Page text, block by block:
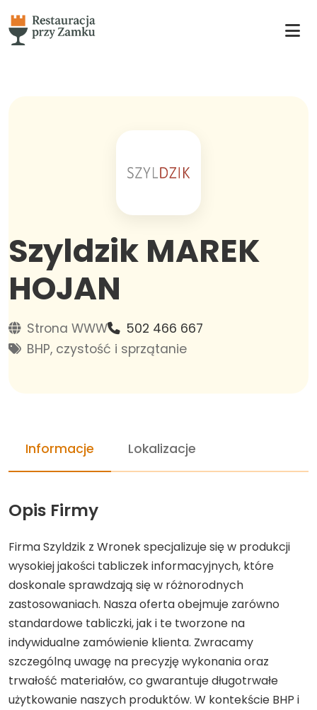
Szyldzik MAREK
HOJAN
Strona WWW
502 466 667
BHP, czystość i sprzątanie
Informacje Lokalizacje
Opis Firmy
Firma Szyldzik z Wronek specjalizuje się w produkcji
wysokiej jakości tabliczek informacyjnych, które
doskonale sprawdzają się w różnorodnych
zastosowaniach. Nasza oferta obejmuje zarówno
standardowe tabliczki, jak i te tworzone na
indywidualne zamówienie klienta. Zwracamy
szczególną uwagę na precyzję wykonania oraz
trwałość materiałów, co gwarantuje długotrwałe
użytkowanie naszych produktów. W kontekście BHP i